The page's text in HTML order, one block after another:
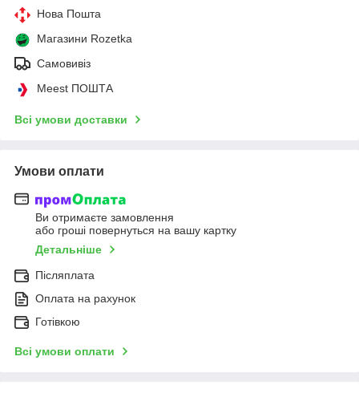
Нова Пошта
Магазини Rozetka
Самовивіз
Meest ПОШТА
Всі умови доставки
Умови оплати
Ви отримаєте замовлення
або гроші повернуться на вашу картку
Детальніше
Післяплата
Оплата на рахунок
Готівкою
Всі умови оплати